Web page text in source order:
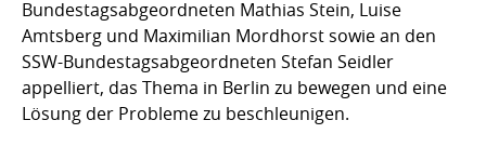
Bundestagsabgeordneten Mathias Stein, Luise
Amtsberg und Maximilian Mordhorst sowie an den
SSW-Bundestagsabgeordneten Stefan Seidler
appelliert, das Thema in Berlin zu bewegen und eine
Lösung der Probleme zu beschleunigen.